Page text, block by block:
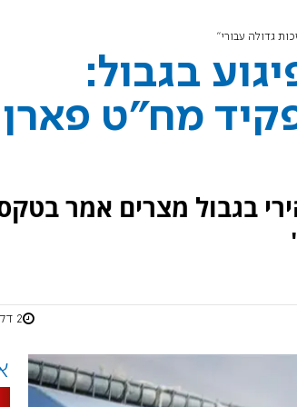
גדולה עבורי"
בגבול:
מח"ט פארן
בגבול מצרים אמר
2 דקות